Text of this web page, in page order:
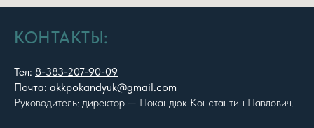
КОНТАКТЫ:
Тел: 8-383-207-90-09
Почта: akkpokandyuk@gmail.com
Руководитель: директор — Покандюк Константин Павлович.